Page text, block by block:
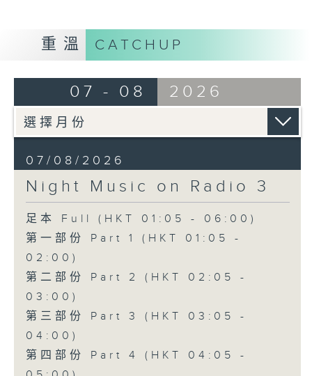
重溫 CATCHUP
07 - 08 2026
07/08/2026
Night Music on Radio 3
足本 Full (HKT 01:05 - 06:00)
第一部份 Part 1 (HKT 01:05 -
02:00)
第二部份 Part 2 (HKT 02:05 -
03:00)
第三部份 Part 3 (HKT 03:05 -
04:00)
第四部份 Part 4 (HKT 04:05 -